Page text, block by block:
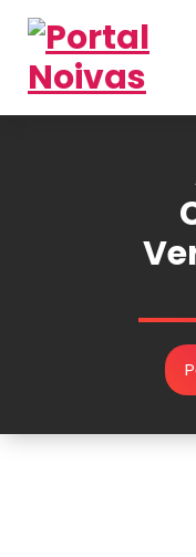
inspirações e organização